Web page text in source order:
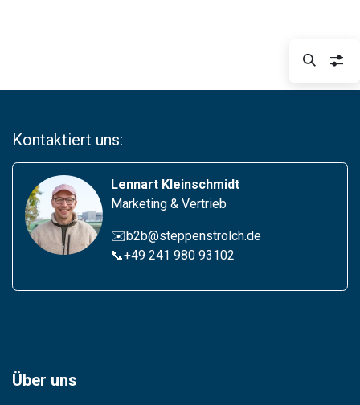
Kontaktiert uns:
Lennart Kleinschmidt
Marketing & Vertrieb
✉️b2b@steppenstrolch.de
📞+49 241 980 93102
Über uns